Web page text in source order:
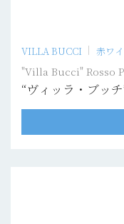
VILLA BUCCI 赤ワ
"Villa Bucci" Rosso
“ヴィッラ・ブッ